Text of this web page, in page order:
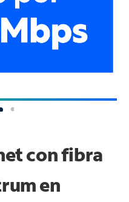
con fibra
en